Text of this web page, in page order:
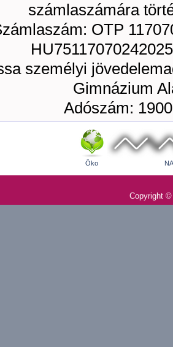
számlaszámára
OTP
személyi
Gimnázium
Adószám:
Öko
Copyright